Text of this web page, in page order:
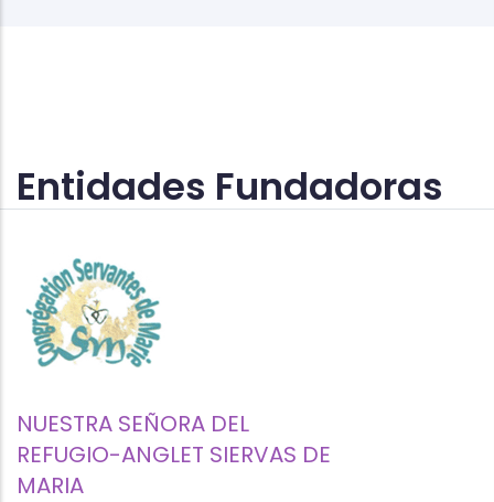
Entidades Fundadoras
NUESTRA SEÑORA DEL
REFUGIO-ANGLET SIERVAS DE
MARIA